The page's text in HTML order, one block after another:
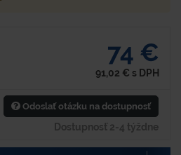
74 €
91,02 € s DPH
Odoslať otázku na dostupnosť
Dostupnosť 2-4 týždne